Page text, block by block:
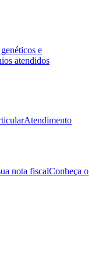
e
atendidos
Atendimento
nota fiscalConheça o